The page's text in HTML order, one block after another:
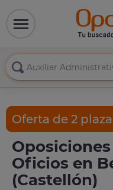
Oferta de 2
Oficios en
(Castellón)